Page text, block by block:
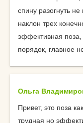
спину разогнуть
наклон трех
эффективная
порядок, главное
Ольга
Привет, это поза
трудная но